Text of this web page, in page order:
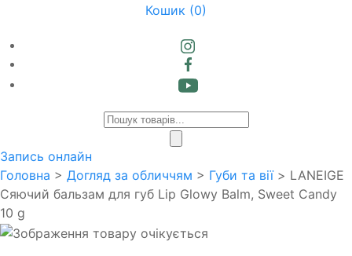
Кошик (0)
Products
Запись онлайн
Головна > Догляд за обличчям > Губи та вії> LANEIGE
Сяючий бальзам для губ Lip Glowy Balm, Sweet Candy
10 g